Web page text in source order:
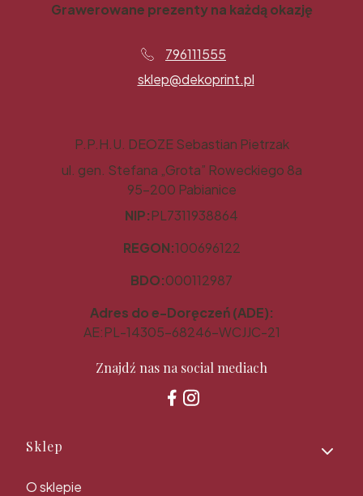
Grawerowane prezenty na każdą okazję
796111555
sklep@dekoprint.pl
P.P.H.U. DEOZE Sebastian Pietrzak
ul. gen. Stefana „Grota” Roweckiego 8a
95-200 Pabianice
NIP:PL7311938864
REGON:100696122
BDO:000112987
Adres do e-Doręczeń (ADE):
AE:PL-14305-68246-WCJJC-21
Znajdź nas na social mediach
Linki w stopce
Sklep
O sklepie